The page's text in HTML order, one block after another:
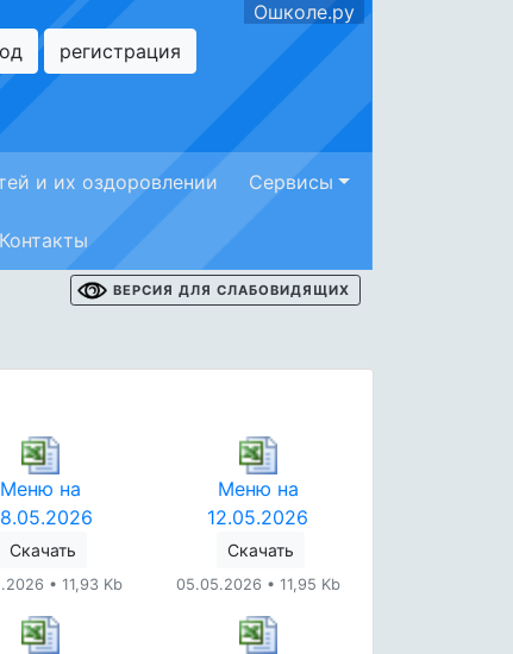
Ошколе.ру
регистрация
и их оздоровлении Сервисы
Контакты
ВЕРСИЯ ДЛЯ СЛАБОВИДЯЩИХ
Меню на
Скачать
• 11,93 Kb
Меню на
12.05.2026
Скачать
05.05.2026 • 11,95 Kb